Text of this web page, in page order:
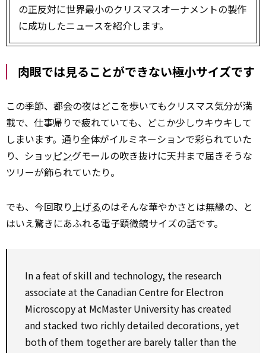
の正反対に世界最小のクリスマスオーナメントの製作
に成功したニュースを紹介します。
肉眼では見ることができない極小サイズです
この季節、都会の夜はどこを歩いてもクリスマス気分が満
載で、仕事帰りで疲れていても、どこか少しウキウキして
しまいます。通り全体がイルミネーションで彩られていた
り、ショッ ピングモールの吹き抜けに天井まで届きそうな
ツリーが飾られていたり。
でも、今回取り上げるのはそんな華やかさとは無縁の、と
はいえ驚きにあふれる電子顕微鏡サイズの話です。
In a feat of skill and technology, the research
associate at the Canadian Centre for Electron
Microscopy at McMaster University has created
and stacked two richly detailed decorations, yet
both of them together are barely taller than the